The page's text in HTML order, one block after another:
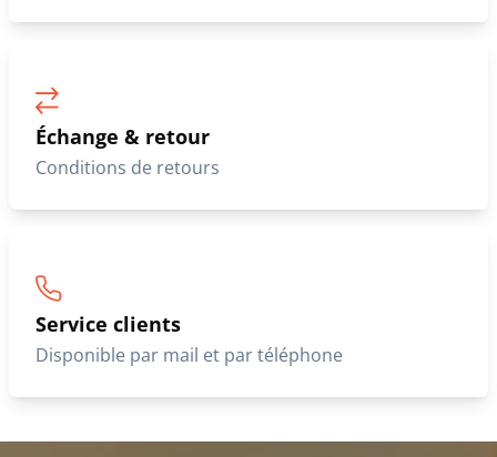
Échange & retour
Conditions de retours
Service clients
Disponible par mail et par téléphone